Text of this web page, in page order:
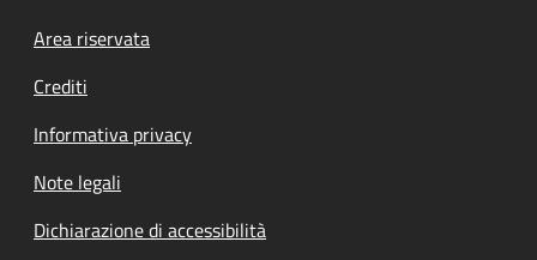
Footer menu
Area riservata
Crediti
Informativa privacy
Note legali
Dichiarazione di accessibilità